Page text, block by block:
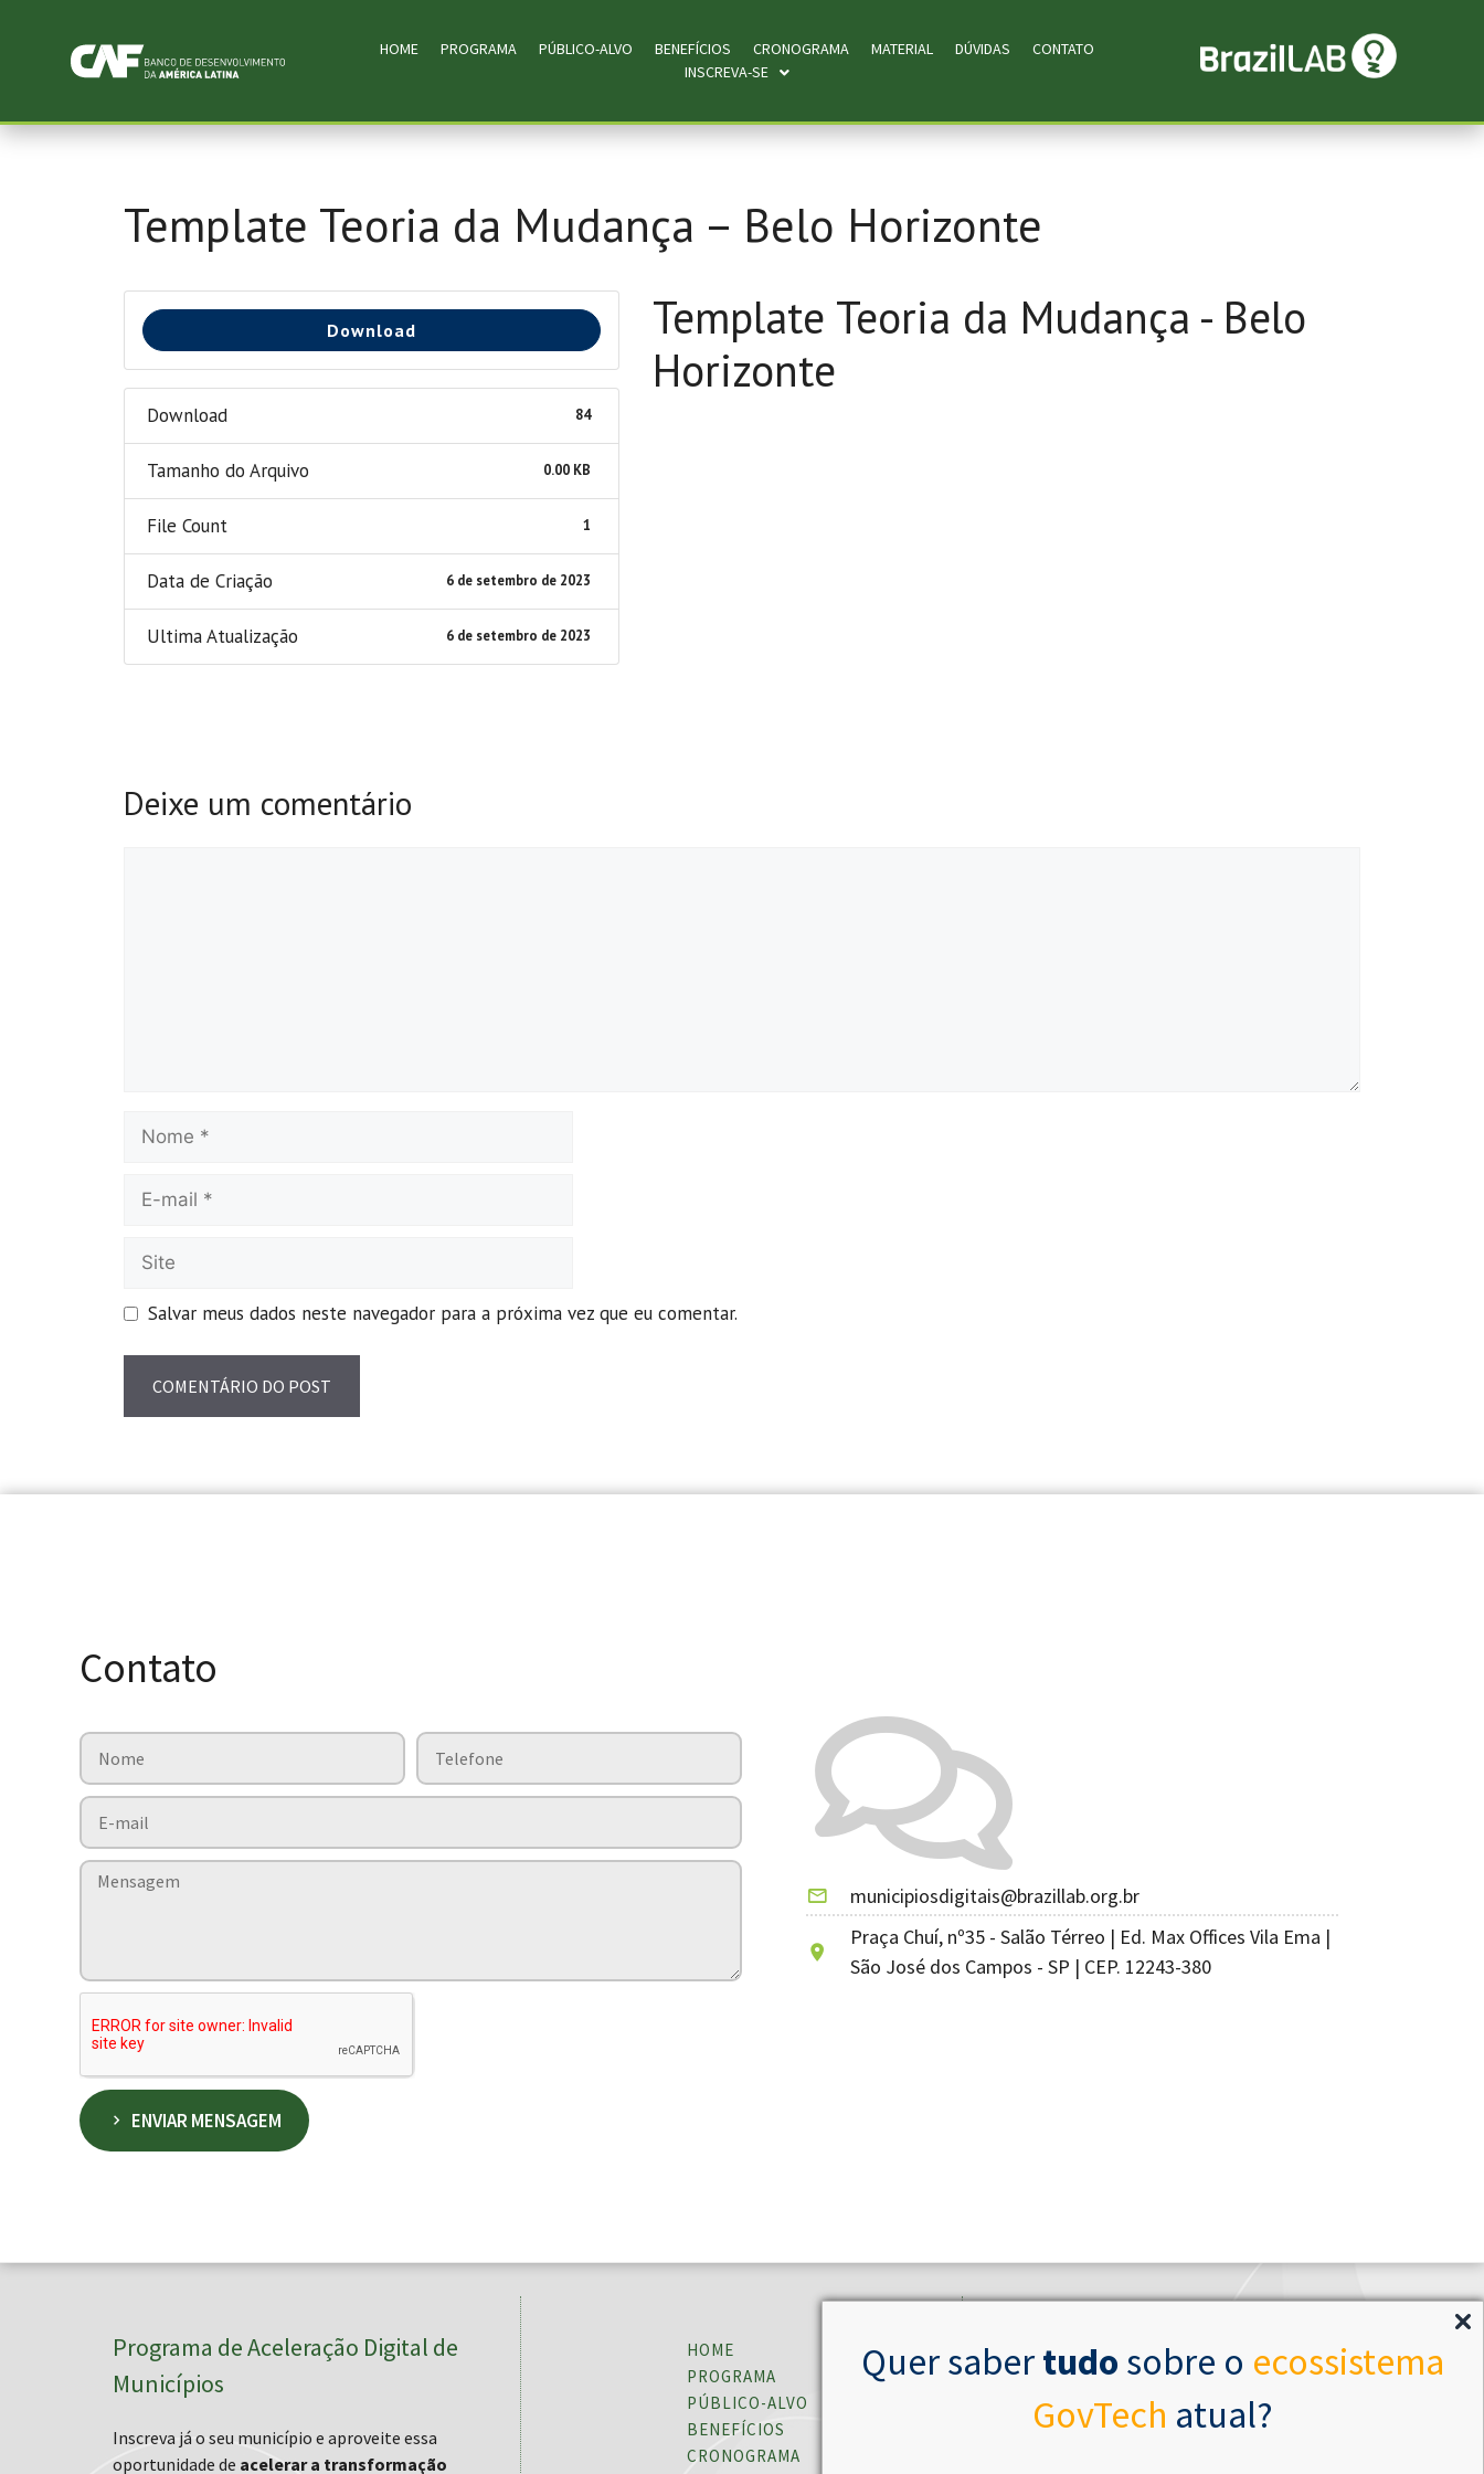
Quer sabertudo sobre o ecossistema
GovTech atual?
HOME PROGRAMA PÚBLICO-ALVO BENEFÍCIOS CRONOGRAMA MATERIAL DÚVIDAS
CONTATO
INSCREVA-SE
Template Teoria da Mudança – Belo Horizonte
Download
Download 84
Tamanho do Arquivo 0.00 KB
File Count 1
Data de Criação 6 de setembro de 2023
Ultima Atualização 6 de setembro de 2023
Template Teoria da Mudança - Belo
Horizonte
Deixe um comentário
Salvar meus dados neste navegador para a próxima vez que eu comentar.
Contato
ENVIAR MENSAGEM
municipiosdigitais@brazillab.org.br
Praça Chuí, nº35 - Salão Térreo | Ed. Max Offices Vila Ema |
São José dos Campos - SP | CEP. 12243-380
Programa de Aceleração Digital de
Municípios
Inscreva já o seu município e aproveite essa
oportunidade de acelerar a transformação
HOME
PROGRAMA
PÚBLICO-ALVO
BENEFÍCIOS
CRONOGRAMA